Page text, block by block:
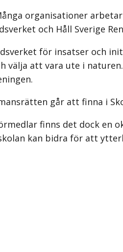
organisationer
och Håll Sverige
för insatser och
välja att vara ute i
går att finna i
finns det dock en
kan bidra för att